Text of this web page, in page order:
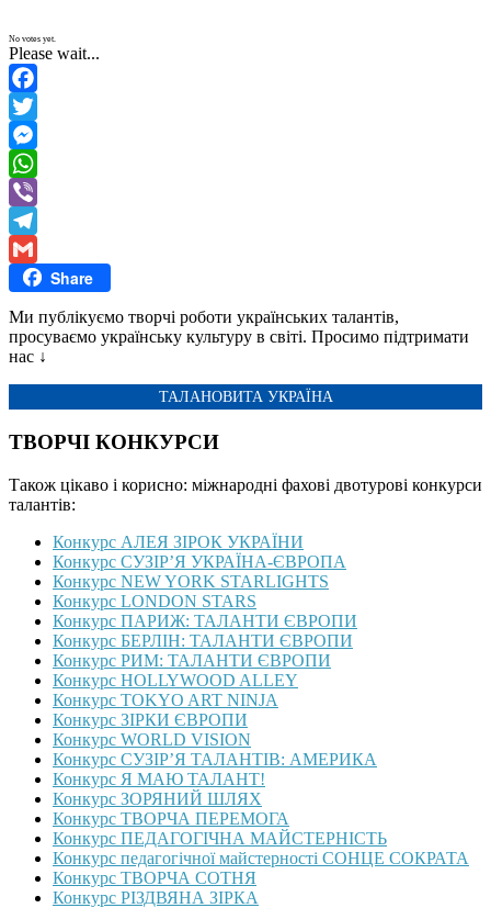
No votes yet.
Please wait...
Facebook
Twitter
Messenger
WhatsApp
Viber
Telegram
GmailShare
Ми публікуємо творчі роботи українських талантів,
просуваємо українську культуру в світі. Просимо підтримати
нас ↓
ТАЛАНОВИТА УКРАЇНА
ТВОРЧІ КОНКУРСИ
Також цікаво і корисно: міжнародні фахові двотурові конкурси
талантів:
Конкурс АЛЕЯ ЗІРОК УКРАЇНИ
Конкурс СУЗІР’Я УКРАЇНА-ЄВРОПА
Конкурс NEW YORK STARLIGHTS
Конкурс LONDON STARS
Конкурс ПАРИЖ: ТАЛАНТИ ЄВРОПИ
Конкурс БЕРЛІН: ТАЛАНТИ ЄВРОПИ
Конкурс РИМ: ТАЛАНТИ ЄВРОПИ
Конкурс HOLLYWOOD ALLEY
Конкурс TOKYO ART NINJA
Конкурс ЗІРКИ ЄВРОПИ
Конкурс WORLD VISION
Конкурс СУЗІР’Я ТАЛАНТІВ: АМЕРИКА
Конкурс Я МАЮ ТАЛАНТ!
Конкурс ЗОРЯНИЙ ШЛЯХ
Конкурс ТВОРЧА ПЕРЕМОГА
Конкурс ПЕДАГОГІЧНА МАЙСТЕРНІСТЬ
Конкурс педагогічної майстерності СОНЦЕ СОКРАТА
Конкурс ТВОРЧА СОТНЯ
Конкурс РІЗДВЯНА ЗІРКА